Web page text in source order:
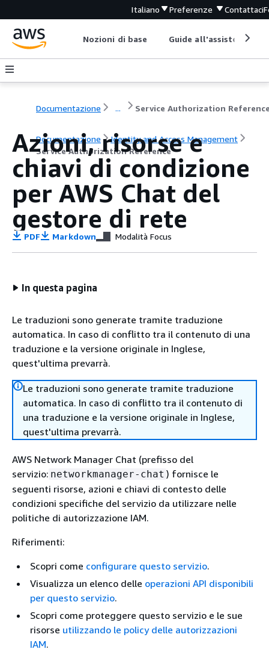
Italiano Preferenze Contattaci
Nozioni di base Guide all'assistenza
Documentazione ... Service Authorization
Documentazione
Identity and Access Management
Service Authorization Reference
Azioni, risorse e
chiavi di condizione
per AWS Chat del
gestore di rete
PDF Markdown Modalità Focus
In questa pagina
Le traduzioni sono generate tramite traduzione
automatica. In caso di conflitto tra il contenuto di una
traduzione e la versione originale in Inglese,
quest'ultima prevarrà.
Le traduzioni sono generate tramite traduzione
automatica. In caso di conflitto tra il contenuto di
una traduzione e la versione originale in Inglese,
quest'ultima prevarrà.
AWS Network Manager Chat (prefisso del
servizio: networkmanager-chat ) fornisce le
seguenti risorse, azioni e chiavi di contesto delle
condizioni specifiche del servizio da utilizzare nelle
politiche di autorizzazione IAM.
Riferimenti:
Scopri come configurare questo servizio.
Visualizza un elenco delle operazioni API disponibili
per questo servizio.
Scopri come proteggere questo servizio e le sue
risorse utilizzando le policy delle autorizzazioni
IAM.